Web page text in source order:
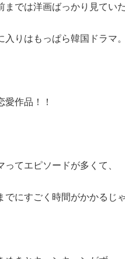
までは洋画ばっかり見てい
入りはもっぱら韓国ドラマ。
愛作品！！
ってエピソードが多くて、
でにすごく時間がかかるじ